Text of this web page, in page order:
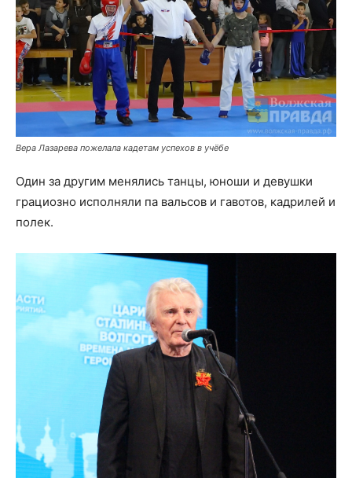
Вера Лазарева пожелала кадетам успехов в учёбе
Один за другим менялись танцы, юноши и девушки
грациозно исполняли па вальсов и гавотов, кадрилей и
полек.